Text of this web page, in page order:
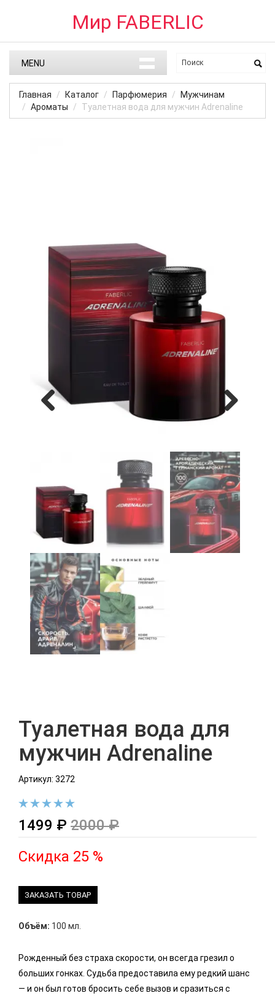
Мир FABERLIC
MENU
Главная Каталог Парфюмерия
Мужчинам
Ароматы
Туалетная вода для мужчин Adrenaline
Туалетная вода для
мужчин Adrenaline
Артикул: 3272
1499 ₽ 2000 ₽
Скидка 25 %
ЗАКАЗАТЬ ТОВАР
Объём: 100 мл.
Рожденный без страха скорости, он всегда грезил о
больших гонках. Судьба предоставила ему редкий шанс
— и он был готов бросить себе вызов и сразиться с